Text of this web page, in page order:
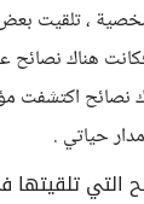
، تلقيت
فكانت هناك
نصائح اكتشفت
حياتي .
التي تلقيتها